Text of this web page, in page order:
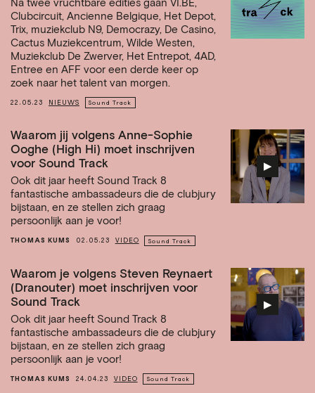
Na twee vruchtbare edities gaan VI.BE,
Clubcircuit, Ancienne Belgique, Het Depot,
Trix, muziekclub N9, Democrazy, De Casino,
Cactus Muziekcentrum, Wilde Westen,
Muziekclub De Zwerver, Het Entrepot, 4AD,
Entree en AFF voor een derde keer op
zoek naar het talent van morgen.
22.05.23 NIEUWS Sound Track
▶︎
Waarom jij volgens Anne-Sophie
Ooghe (High Hi) moet inschrijven
voor Sound Track
Ook dit jaar heeft Sound Track 8
fantastische ambassadeurs die de clubjury
bijstaan, en ze stellen zich graag
persoonlijk aan je voor!
THOMAS KUMS 02.05.23 VIDEO Sound Track
▶︎
Waarom je volgens Steven Reynaert
(Dranouter) moet inschrijven voor
Sound Track
Ook dit jaar heeft Sound Track 8
fantastische ambassadeurs die de clubjury
bijstaan, en ze stellen zich graag
persoonlijk aan je voor!
THOMAS KUMS 24.04.23 VIDEO Sound Track